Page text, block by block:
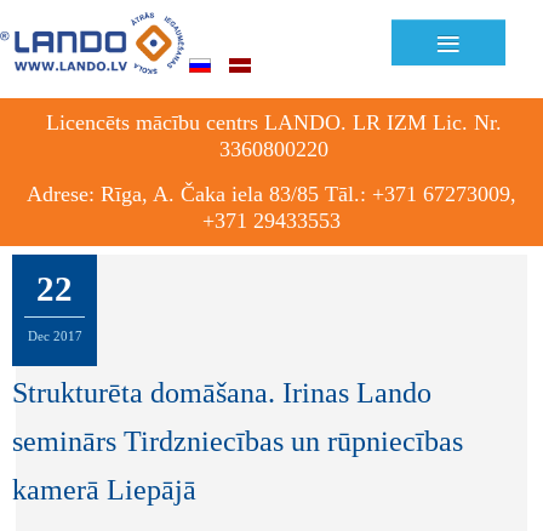
≡
Licencēts mācību centrs LANDO. LR IZM Lic. Nr.
3360800220
Adrese: Rīga, A. Čaka iela 83/85 Tāl.: +371 67273009,
+371 29433553
22
Dec 2017
Strukturēta domāšana. Irinas Lando
seminārs Tirdzniecības un rūpniecības
kamerā Liepājā